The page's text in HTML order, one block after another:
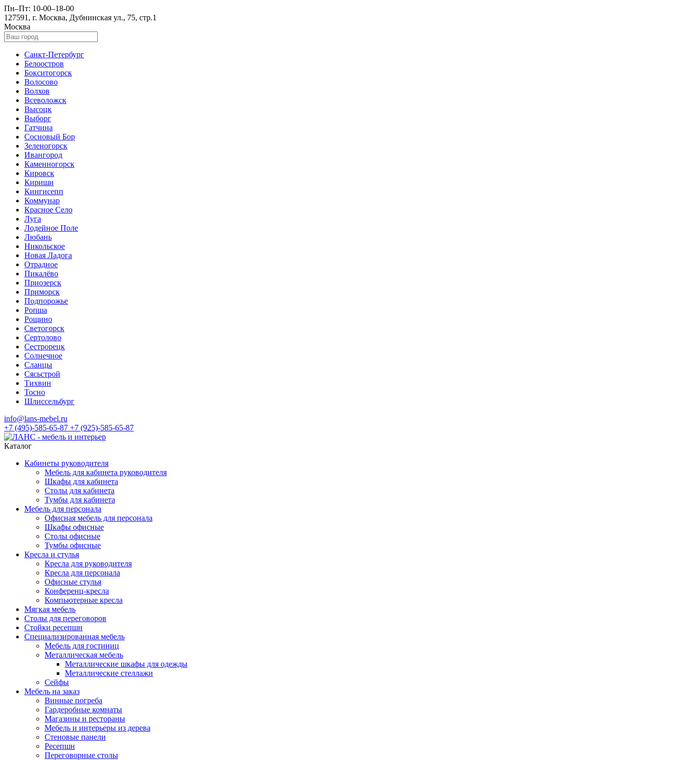
Пн–Пт: 10-00–18-00
127591, г. Москва, Дубнинская ул., 75, стр.1
Москва
Санкт-Петербург
Белоостров
Бокситогорск
Волосово
Волхов
Всеволожск
Высоцк
Выборг
Гатчина
Сосновый Бор
Зеленогорск
Ивангород
Каменногорск
Кировск
Кириши
Кингисепп
Коммунар
Красное Село
Луга
Лодейное Поле
Любань
Никольское
Новая Ладога
Отрадное
Пикалёво
Приозерск
Приморск
Подпорожье
Ропша
Рощино
Светогорск
Сертолово
Сестрорецк
Солнечное
Сланцы
Сясьстрой
Тихвин
Тосно
Шлиссельбург
info@lans-mebel.ru
+7 (495)-585-65-87 +7 (925)-585-65-87
Каталог
Кабинеты руководителя
Мебель для кабинета руководителя
Шкафы для кабинета
Столы для кабинета
Тумбы для кабинета
Мебель для персонала
Офисная мебель для персонала
Шкафы офисные
Столы офисные
Тумбы офисные
Кресла и стулья
Кресла для руководителя
Кресла для персонала
Офисные стулья
Конференц-кресла
Компьютерные кресла
Мягкая мебель
Столы для переговоров
Стойки ресепшн
Специализированная мебель
Мебель для гостиниц
Металлическая мебель
Металлические шкафы для одежды
Металлические стеллажи
Сейфы
Мебель на заказ
Винные погреба
Гардеробные комнаты
Магазины и рестораны
Мебель и интерьеры из дерева
Стеновые панели
Ресепшн
Переговорные столы